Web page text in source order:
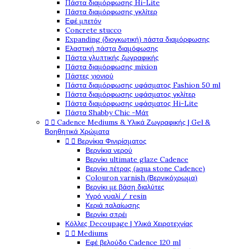
Πάστα διαμόρφωσης Hi-Lite
Πάστα διαμόρφωσης γκλίτερ
Εφέ μπετόν
Concrete stucco
Expanding (διογκωτική) πάστα διαμόρφωσης
Ελαστική πάστα διαμόφωσης
Πάστα γλυπτικής ζωγραφικής
Πάστα διαμόρφωσης mixion
Πάστες χιονιού
Πάστα διαμόρφωσης υφάσματος Fashion 50 ml
Πάστα διαμόρφωσης υφάσματος γκλίτερ
Πάστα διαμόρφωσης υφάσματος Hi-Lite
Πάστα Shabby Chic -Μάτ
  Cadence Mediums & Υλικά Ζωγραφικής | Gel &
Βοηθητικά Χρώματα
  Βερνίκια Φινιρίσματος
Βερνίκια νερού
Βερνίκι ultimate glaze Cadence
Βερνίκι πέτρας (aqua stone Cadence)
Colouron varnish (Βερνικόχρωμα)
Βερνίκι με βάση διαλύτες
Υγρό γυαλί / resin
Κεριά παλαίωσης
Βερνίκι σπρέι
Κόλλες Decoupage | Υλικά Χειροτεχνίας
  Mediums
Εφέ βελούδο Cadence 120 ml